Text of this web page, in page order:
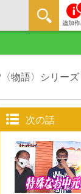
物語〉シリーズ
次の話